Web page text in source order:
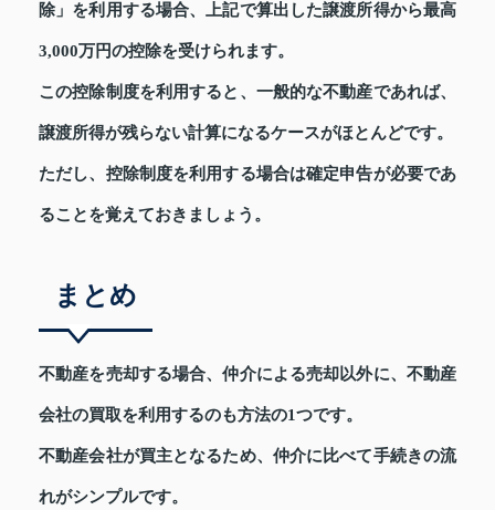
除」を利用する場合、上記で算出した譲渡所得から最高
3,000万円の控除を受けられます。
この控除制度を利用すると、一般的な不動産であれば、
譲渡所得が残らない計算になるケースがほとんどです。
ただし、控除制度を利用する場合は確定申告が必要であ
ることを覚えておきましょう。
まとめ
不動産を売却する場合、仲介による売却以外に、不動産
会社の買取を利用するのも方法の1つです。
不動産会社が買主となるため、仲介に比べて手続きの流
れがシンプルです。